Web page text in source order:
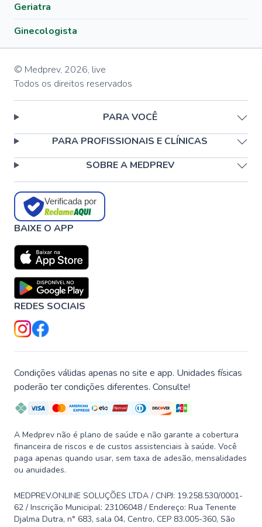
Geriatra
Ginecologista
© Medprev, 2026, live
Todos os direitos reservados
PARA VOCÊ
PARA PROFISSIONAIS E CLÍNICAS
SOBRE A MEDPREV
Verificada por
BAIXE O APP
REDES SOCIAIS
Condições válidas apenas no site e app. Unidades físicas
poderão ter condições diferentes. Consulte!
A Medprev não é plano de saúde e não garante a cobertura
financeira de riscos e de custos assistenciais à saúde. Você
paga apenas quando usar, sem taxa de adesão, mensalidades
ou anuidades.
MEDPREV.ONLINE SOLUÇÕES LTDA / CNPJ: 19.258.530/0001-
62 / Inscrição Municipal: 23106048 / Endereço: Rua Tenente
Djalma Dutra, n° 683, sala 04, Centro, CEP 83.005-360, São